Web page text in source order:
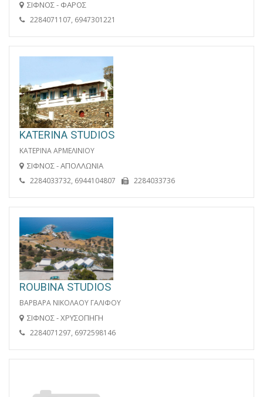
ΣΙΦΝΟΣ - ΦΑΡΟΣ
2284071107, 6947301221
KATERINA STUDIOS
ΚΑΤΕΡΙΝΑ ΑΡΜΕΛΙΝΙΟΥ
ΣΙΦΝΟΣ - ΑΠΟΛΛΩΝΙΑ
2284033732, 6944104807 2284033736
ROUBINA STUDIOS
ΒΑΡΒΑΡΑ ΝΙΚΟΛΑΟΥ ΓΑΛΙΦΟΥ
ΣΙΦΝΟΣ - ΧΡΥΣΟΠΗΓΗ
2284071297, 6972598146